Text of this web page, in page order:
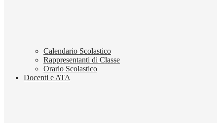
Calendario Scolastico
Rappresentanti di Classe
Orario Scolastico
Docenti e ATA